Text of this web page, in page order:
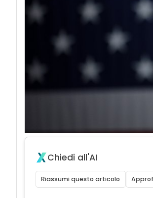
Chiedi all'AI
Riassumi questo articolo